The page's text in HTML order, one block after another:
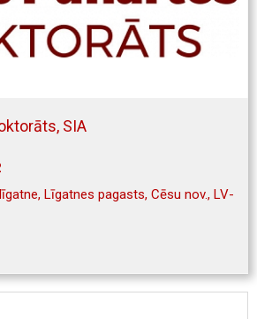
SIA
Līgatnes pagasts, Cēsu nov., LV-